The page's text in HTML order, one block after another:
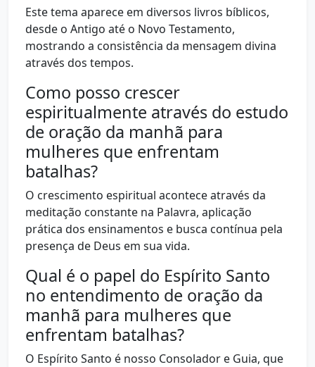
Este tema aparece em diversos livros bíblicos,
desde o Antigo até o Novo Testamento,
mostrando a consistência da mensagem divina
através dos tempos.
Como posso crescer
espiritualmente através do estudo
de oração da manhã para
mulheres que enfrentam
batalhas?
O crescimento espiritual acontece através da
meditação constante na Palavra, aplicação
prática dos ensinamentos e busca contínua pela
presença de Deus em sua vida.
Qual é o papel do Espírito Santo
no entendimento de oração da
manhã para mulheres que
enfrentam batalhas?
O Espírito Santo é nosso Consolador e Guia, que